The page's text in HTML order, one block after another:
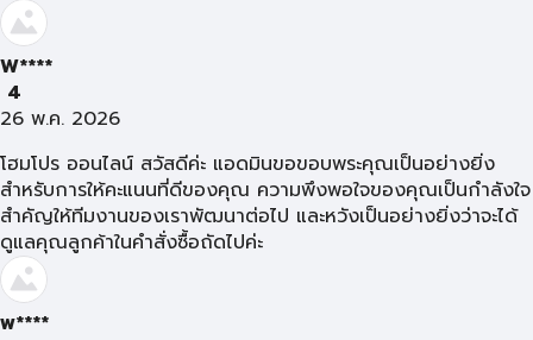
W****
4
26 พ.ค. 2026
โฮมโปร ออนไลน์ สวัสดีค่ะ แอดมินขอขอบพระคุณเป็นอย่างยิ่ง
สำหรับการให้คะแนนที่ดีของคุณ ความพึงพอใจของคุณเป็นกำลังใจ
สำคัญให้ทีมงานของเราพัฒนาต่อไป และหวังเป็นอย่างยิ่งว่าจะได้
ดูแลคุณลูกค้าในคำสั่งซื้อถัดไปค่ะ
พ****